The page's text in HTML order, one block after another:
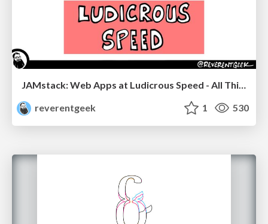
JAMstack: Web Apps at Ludicrous Speed - All Things Open 2022
reverentgeek
1 530